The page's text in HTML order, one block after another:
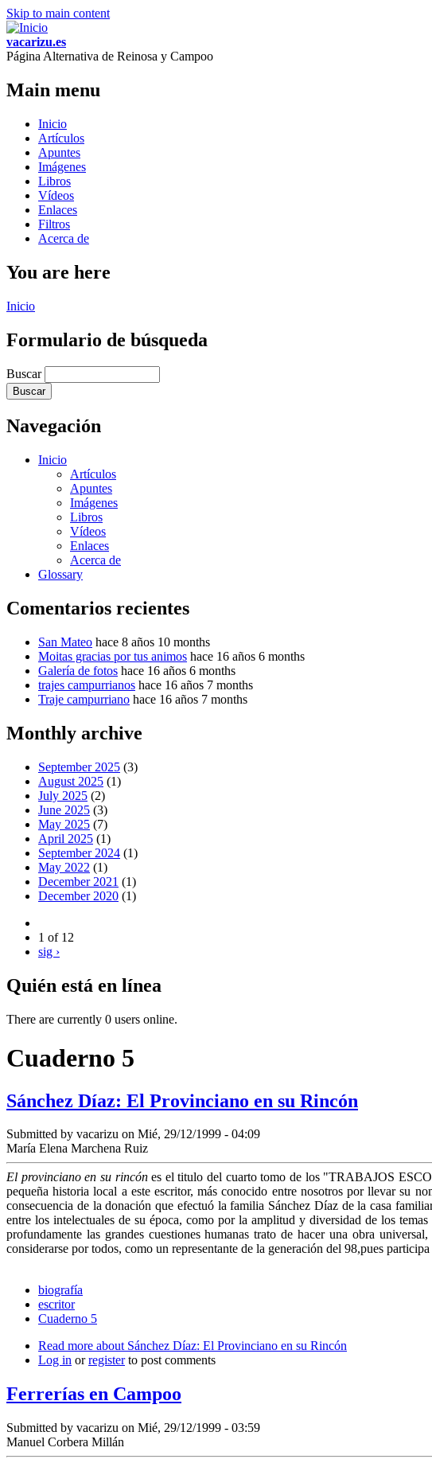
Skip to main content
vacarizu.es
Página Alternativa de Reinosa y Campoo
Main menu
Inicio
Artículos
Apuntes
Imágenes
Libros
Vídeos
Enlaces
Filtros
Acerca de
You are here
Inicio
Formulario de búsqueda
Buscar
Navegación
Inicio
Artículos
Apuntes
Imágenes
Libros
Vídeos
Enlaces
Acerca de
Glossary
Comentarios recientes
San Mateo hace 8 años 10 months
Moitas gracias por tus animos hace 16 años 6 months
Galería de fotos hace 16 años 6 months
trajes campurrianos hace 16 años 7 months
Traje campurriano hace 16 años 7 months
Monthly archive
September 2025 (3)
August 2025 (1)
July 2025 (2)
June 2025 (3)
May 2025 (7)
April 2025 (1)
September 2024 (1)
May 2022 (1)
December 2021 (1)
December 2020 (1)
1 of 12
sig ›
Quién está en línea
There are currently 0 users online.
Cuaderno 5
Sánchez Díaz: El Provinciano en su Rincón
Submitted by vacarizu on Mié, 29/12/1999 - 04:09
María Elena Marchena Ruiz
El provinciano en su rincónes el titulo del cuarto tomo de los "TRABAJOS
pequeña historia local a este escritor, más conocido entre nosotros por llevar su
consecuencia de la donación que efectuó la familia Sánchez Díaz de la casa
entre los intelectuales de su época, como por la amplitud y diversidad de los
profundamente las grandes cuestiones humanas trato de hacer una obra
considerarse por todos, como un representante de la generación del 98,pues
biografía
escritor
Cuaderno 5
Read more about Sánchez Díaz: El Provinciano en su Rincón
Log in orregisterto post comments
Ferrerías en Campoo
Submitted by vacarizu on Mié, 29/12/1999 - 03:59
Manuel Corbera Millán